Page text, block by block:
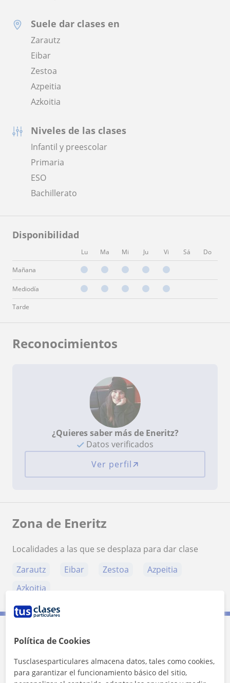
Suele dar clases en
Zarautz
Eibar
Zestoa
Azpeitia
Azkoitia
Niveles de las clases
Infantil y preescolar
Primaria
ESO
Bachillerato
Disponibilidad
Lu Ma Mi Ju Vi Sá Do
Mañana
Mediodía
Tarde
Reconocimientos
¿Quieres saber más de Eneritz?
Datos verificados
Ver perfil
Zona de Eneritz
Localidades a las que se desplaza para dar clase
Zarautz
Eibar Zestoa
Azpeitia
Azkoitia
Contacta con Eneritz
Tarifa 15€/h
Política de Cookies
Tusclasesparticulares almacena datos, tales como cookies,
para garantizar el funcionamiento básico del sitio,